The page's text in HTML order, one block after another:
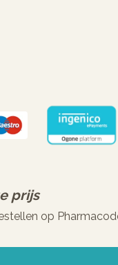
prijs
op